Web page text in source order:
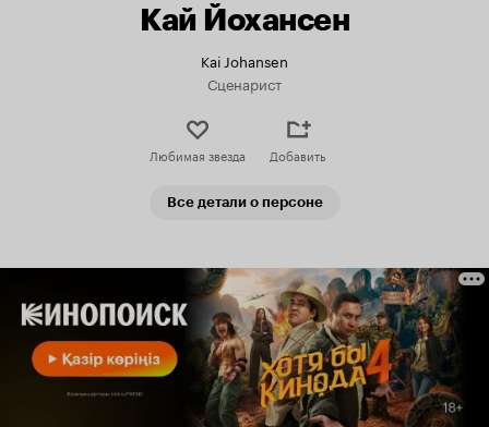
Кай Йохансен
Kai Johansen
Сценарист
Любимая звезда Добавить
Все детали о персоне